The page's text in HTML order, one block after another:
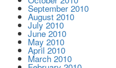
September 2010
August 2010
July 2010
June 2010
May 2010
April 2010
March 2010